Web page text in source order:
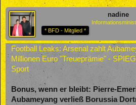
nadine
* BFD - Mitglied *
Football Leaks: Arsenal zahlt
Millionen Euro "Treueprämie" -
Sport
Bonus, wenn er bleibt: Pierre-
Aubameyang verließ Borussia